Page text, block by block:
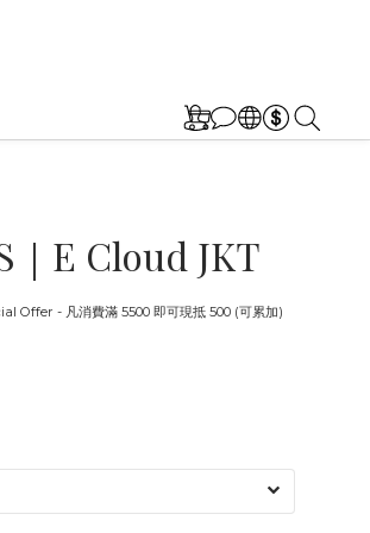
｜E Cloud JKT
Offer - 凡消費滿 5500 即可現抵 500 (可累加)